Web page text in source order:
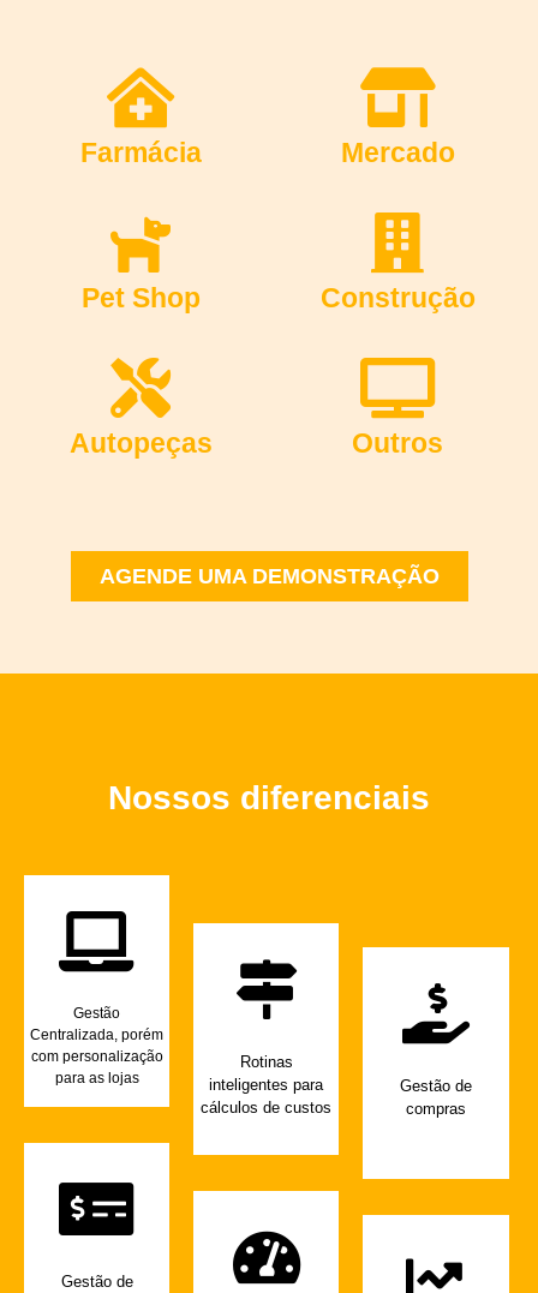
Farmácia Mercado
Pet Shop Construção
Autopeças Outros
AGENDE UMA DEMONSTRAÇÃO
Nossos diferenciais
Gestão
Centralizada, porém
com personalização
para as lojas
Rotinas
inteligentes para
cálculos de custos
Gestão de
compras
Gestão de